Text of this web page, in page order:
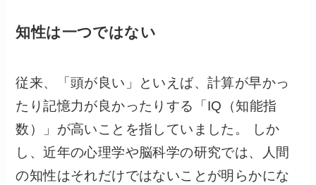
知性は一つではない
従来、「頭が良い」といえば、計算が早かっ
たり記憶力が良かったりする「IQ（知能指
数）」が高いことを指していました。 しか
し、近年の心理学や脳科学の研究では、人間
の知性はそれだけではないことが明らかにな